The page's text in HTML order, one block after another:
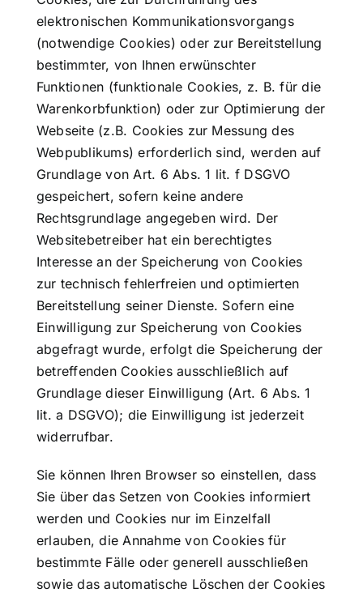
elektronischen Kommunikationsvorgangs
(notwendige Cookies) oder zur Bereitstellung
bestimmter, von Ihnen erwünschter
Funktionen (funktionale Cookies, z. B. für die
Warenkorbfunktion) oder zur Optimierung der
Webseite (z.B. Cookies zur Messung des
Webpublikums) erforderlich sind, werden auf
Grundlage von Art. 6 Abs. 1 lit. f DSGVO
gespeichert, sofern keine andere
Rechtsgrundlage angegeben wird. Der
Websitebetreiber hat ein berechtigtes
Interesse an der Speicherung von Cookies
zur technisch fehlerfreien und optimierten
Bereitstellung seiner Dienste. Sofern eine
Einwilligung zur Speicherung von Cookies
abgefragt wurde, erfolgt die Speicherung der
betreffenden Cookies ausschließlich auf
Grundlage dieser Einwilligung (Art. 6 Abs. 1
lit. a DSGVO); die Einwilligung ist jederzeit
widerrufbar.
Sie können Ihren Browser so einstellen, dass
Sie über das Setzen von Cookies informiert
werden und Cookies nur im Einzelfall
erlauben, die Annahme von Cookies für
bestimmte Fälle oder generell ausschließen
sowie das automatische Löschen der Cookies